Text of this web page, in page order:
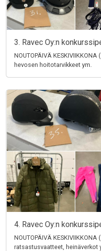
3. Ravec Oy:n
NOUTOPÄIVÄ
hevosen hoitotarvikkeet ym.
4. Ravec Oy:n
NOUTOPÄIVÄ
ratsastusvaatteet, heinäverkot